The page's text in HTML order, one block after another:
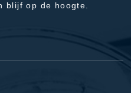
blijf op de hoogte.